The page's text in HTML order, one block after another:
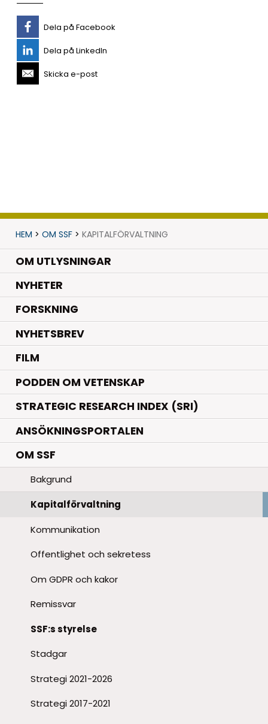
Dela på Facebook
Dela på LinkedIn
Skicka e-post
HEM > OM SSF> KAPITALFÖRVALTNING
OM UTLYSNINGAR
NYHETER.
FORSKNING.
NYHETSBREV
FILM
PODDEN OM VETENSKAP
STRATEGIC RESEARCH INDEX (SRI)
ANSÖKNINGSPORTALEN
OM SSF
Bakgrund
Kapitalförvaltning
Kommunikation
Offentlighet och sekretess
Om GDPR och kakor
Remissvar
SSF:s styrelse
Stadgar
Strategi 2021-2026
Strategi 2017-2021